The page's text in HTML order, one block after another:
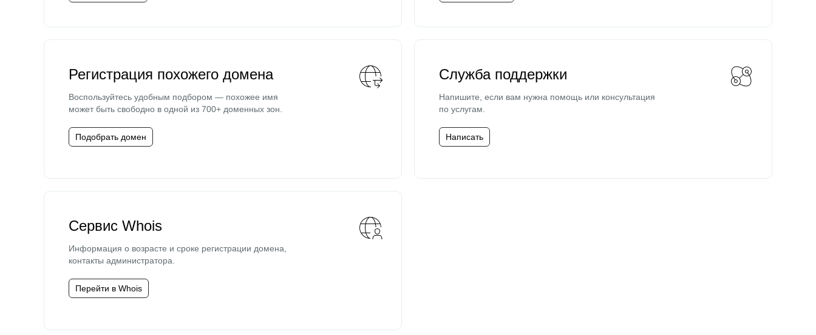
Регистрация похожего домена
Воспользуйтесь удобным подбором — похожее имя
может быть свободно в одной из 700+ доменных зон.
Подобрать домен
Служба поддержки
Напишите, если вам нужна помощь или консультация
по услугам.
Написать
Сервис Whois
Информация о возрасте и сроке регистрации домена,
контакты администратора.
Перейти в Whois